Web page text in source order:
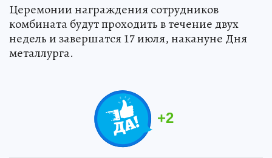
Церемонии награждения сотрудников
комбината будут проходить в течение двух
недель и завершатся 17 июля, накануне Дня
металлурга.
+2